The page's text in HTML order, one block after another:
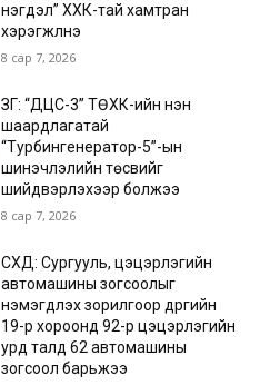
нэгдэл” ХХК-тай хамтран
хэрэгжүүлнэ
8 сар 7, 2026
ЗГ: “ДЦС-3” ТӨХК-ийн нэн
шаардлагатай
“Турбингенератор-5”-ын
шинэчлэлийн төсвийг
шийдвэрлэхээр болжээ
8 сар 7, 2026
СХД: Сургууль, цэцэрлэгийн
автомашины зогсоолыг
нэмэгдүүлэх зорилгоор дүүргийн
19-р хороонд 92-р цэцэрлэгийн
урд талд 62 автомашины
зогсоол барьжээ